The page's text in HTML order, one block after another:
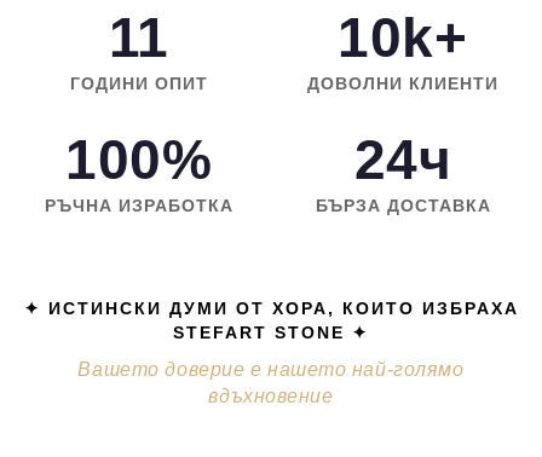
11
ГОДИНИ ОПИТ
10k+
ДОВОЛНИ КЛИЕНТИ
100%
РЪЧНА ИЗРАБОТКА
24ч
БЪРЗА ДОСТАВКА
✦ ИСТИНСКИ ДУМИ ОТ ХОРА, КОИТО ИЗБРАХА
STEFART STONE ✦
Вашето доверие е нашето най-голямо
вдъхновение